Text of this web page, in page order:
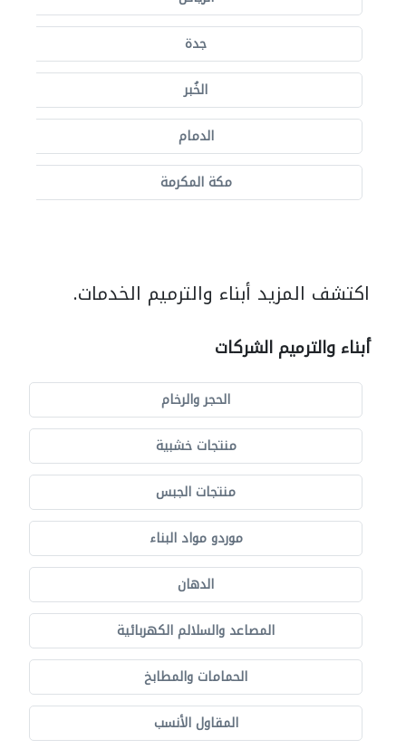
جدة
الخُبر
الدمام
مكة المكرمة
اكتشف المزيد أبناء والترميم الخدمات.
أبناء والترميم الشركات
الحجر والرخام
منتجات خشبية
منتجات الجبس
موردو مواد البناء
الدهان
المصاعد والسلالم الكهربائية
الحمامات والمطابخ
المقاول الأنسب